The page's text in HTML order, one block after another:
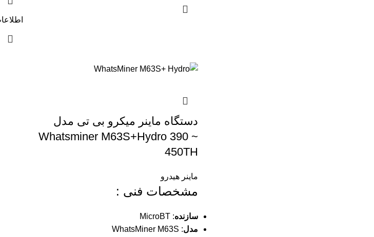
دستگاه ماینر میکرو بی تی مدل
Whatsminer M63S+Hydro 390 ~
450TH
ماینر هیدرو
مشخصات فنی :
سازنده: MicroBT
مدل: WhatsMiner M63S